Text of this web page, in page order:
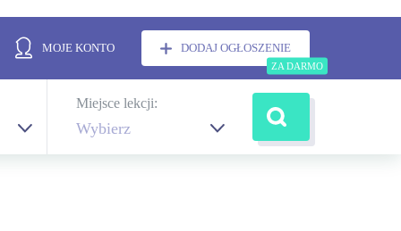
MOJE KONTO DODAJ OGŁOSZENIE
Miejsce lekcji:
Wybierz